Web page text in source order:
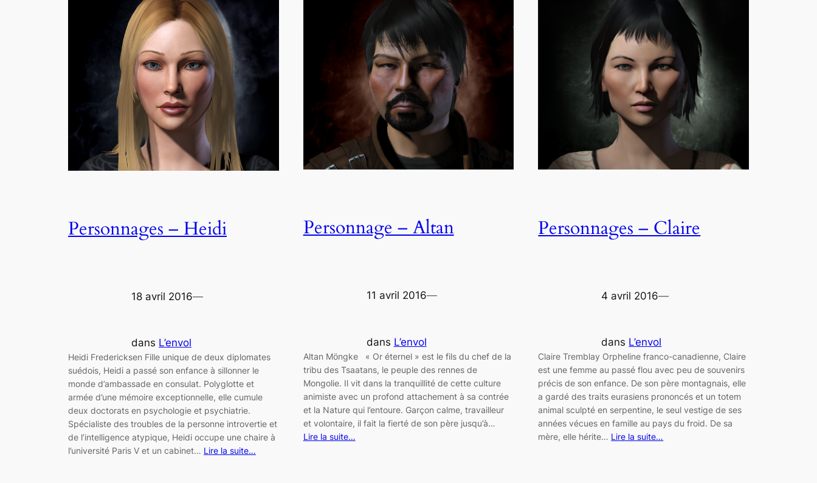
Personnages – Heidi
18 avril 2016—
dans L’envol
Heidi Fredericksen Fille unique de deux diplomates
suédois, Heidi a passé son enfance à sillonner le
monde d’ambassade en consulat. Polyglotte et
armée d’une mémoire exceptionnelle, elle cumule
deux doctorats en psychologie et psychiatrie.
Spécialiste des troubles de la personne introvertie et
de l’intelligence atypique, Heidi occupe une chaire à
l’université Paris V et un cabinet… Lire la suite…
Personnage – Altan
11 avril 2016—
dans L’envol
Altan Möngke « Or éternel » est le fils du chef de la
tribu des Tsaatans, le peuple des rennes de
Mongolie. Il vit dans la tranquillité de cette culture
animiste avec un profond attachement à sa contrée
et la Nature qui l’entoure. Garçon calme, travailleur
et volontaire, il fait la fierté de son père jusqu’à…
Lire la suite…
Personnages – Claire
4 avril 2016—
dans L’envol
Claire Tremblay Orpheline franco-canadienne, Claire
est une femme au passé flou avec peu de souvenirs
précis de son enfance. De son père montagnais, elle
a gardé des traits eurasiens prononcés et un totem
animal sculpté en serpentine, le seul vestige de ses
années vécues en famille au pays du froid. De sa
mère, elle hérite… Lire la suite…